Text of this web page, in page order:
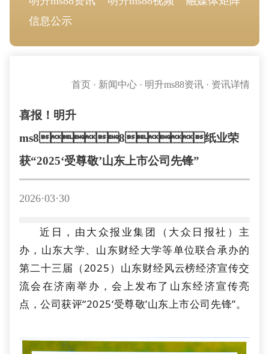
信息公示
首页 · 新闻中心 · 明升ms88资讯 · 资讯详情
喜报！明升
ms88纸业荣
获“2025‘受尊敬’山东上市公司先锋”
2026·03·30
近日，由大众报业集团（大众日报社）主
办，山东大学、山东财经大学等单位联合承办的
第二十三届（2025）山东财经风云榜经济宣传交
流会在济南举办，会上发布了山东经济宣传亮
点，公司获评“2025‘受尊敬’山东上市公司先锋”。